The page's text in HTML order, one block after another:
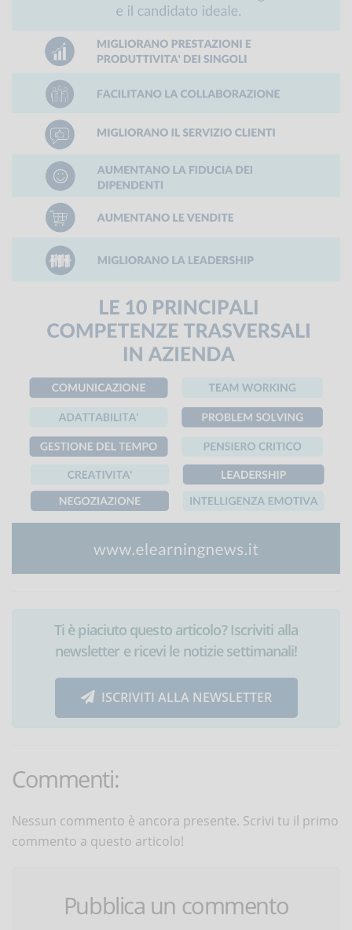
Ti è piaciuto questo articolo? Iscriviti alla
newsletter e ricevi le notizie settimanali!
ISCRIVITI ALLA NEWSLETTER
Commenti:
Nessun commento è ancora presente. Scrivi tu il primo
commento a questo articolo!
Pubblica un commento